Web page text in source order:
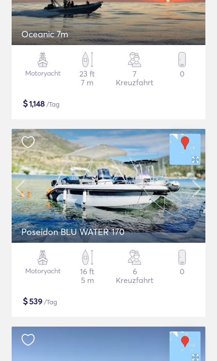
Oceanic 7m
Motoryacht
23 ft
7 m
7
Kreuzfahrt
0
$1,148 /Tag
Poseidon BLU WATER 170
Motoryacht
16 ft
5 m
6
Kreuzfahrt
0
$539 /Tag